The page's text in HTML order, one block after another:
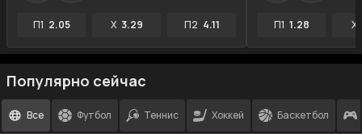
П1 2.05 X 3.29 П2 4.11 П1 1.28 X
Популярно сейчас
Все Футбол Теннис Хоккей Баскетбол